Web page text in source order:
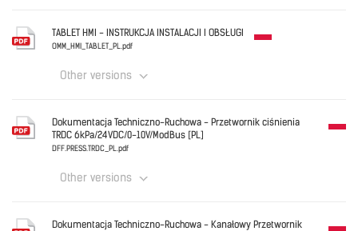
HMI Basic 2 HY DTR ver. 1.3 (04.2023)_PL_EN_RU.pdf
TABLET HMI - INSTRUKCJA INSTALACJI I OBSŁUGI
OMM_HMI_TABLET_PL.pdf
Other versions
OMM_HMI_TABLET_PL.pdf
Download
Dokumentacja Techniczno-Ruchowa - Przetwornik ciśnienia
TRDC 6kPa/24VDC/0-10V/ModBus [PL]
DFF.PRESS.TRDC_PL.pdf
Other versions
Dokumentacja Techniczno-Ruchowa - Kanałowy Przetwornik